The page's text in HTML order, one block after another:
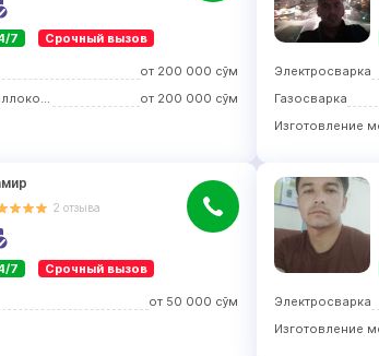
7 Срочный вызов
от 200 000 сўм
Изготовление металлоконструкций
от 200 000 сўм
Электросварка
Газосварка
2отзыва
7 Срочный вызов
от 50 000 сўм Электросварка